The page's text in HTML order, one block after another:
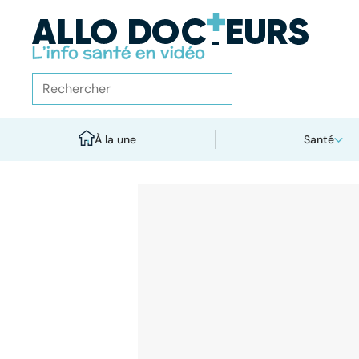
À la une Santé